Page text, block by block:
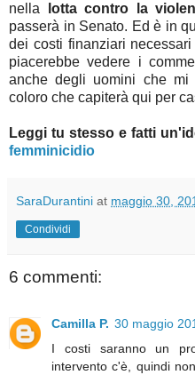
nella
lotta contro la
passerà in Senato. Ed è in
dei costi finanziari
piacerebbe vedere i
anche degli uomini che
coloro che capiterà qui per
Leggi tu stesso e fatti
femminicidio
SaraDurantini at maggio 30,
Condividi
6 commenti:
Camilla P. 30 maggio
I costi saranno un
intervento c'è, quindi